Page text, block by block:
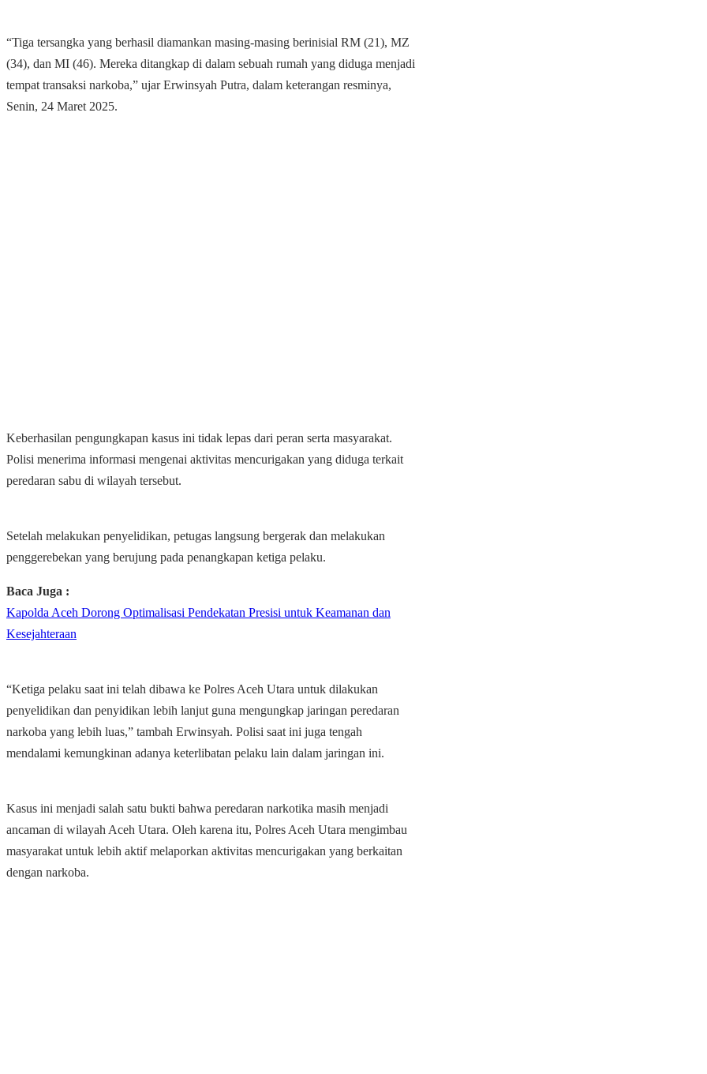
“Tiga tersangka yang berhasil diamankan masing-masing berinisial RM (21), MZ
(34), dan MI (46). Mereka ditangkap di dalam sebuah rumah yang diduga menjadi
tempat transaksi narkoba,” ujar Erwinsyah Putra, dalam keterangan resminya,
Senin, 24 Maret 2025.
Keberhasilan pengungkapan kasus ini tidak lepas dari peran serta masyarakat.
Polisi menerima informasi mengenai aktivitas mencurigakan yang diduga terkait
peredaran sabu di wilayah tersebut.
Setelah melakukan penyelidikan, petugas langsung bergerak dan melakukan
penggerebekan yang berujung pada penangkapan ketiga pelaku.
Baca Juga :
Kapolda Aceh Dorong Optimalisasi Pendekatan Presisi untuk Keamanan dan
Kesejahteraan
“Ketiga pelaku saat ini telah dibawa ke Polres Aceh Utara untuk dilakukan
penyelidikan dan penyidikan lebih lanjut guna mengungkap jaringan peredaran
narkoba yang lebih luas,” tambah Erwinsyah. Polisi saat ini juga tengah
mendalami kemungkinan adanya keterlibatan pelaku lain dalam jaringan ini.
Kasus ini menjadi salah satu bukti bahwa peredaran narkotika masih menjadi
ancaman di wilayah Aceh Utara. Oleh karena itu, Polres Aceh Utara mengimbau
masyarakat untuk lebih aktif melaporkan aktivitas mencurigakan yang berkaitan
dengan narkoba.